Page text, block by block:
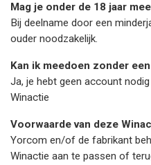
Mag je onder de 18 jaar
Bij deelname door een
ouder noodzakelijk.
Kan ik meedoen zonder
Ja, je hebt geen account
Winactie
Voorwaarde van deze
Yorcom en/of de fabrikant
Winactie aan te passen of